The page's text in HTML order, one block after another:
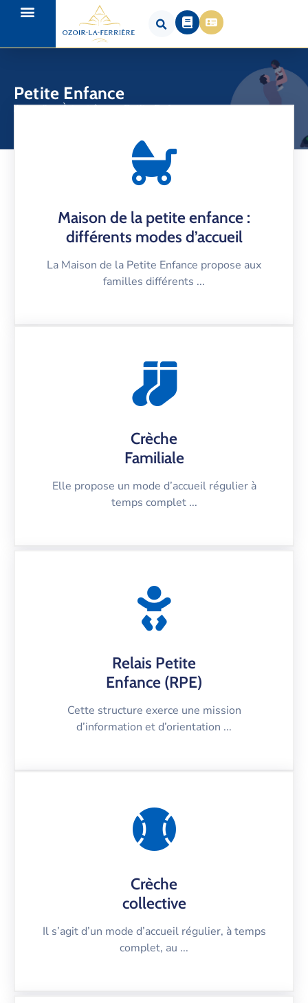
Petite Enfance
Accueil À tout âge Petite Enfance
Maison de la petite enfance :
différents modes d’accueil
La Maison de la Petite Enfance propose aux
familles différents ...
Crèche
Familiale
Elle propose un mode d’accueil régulier à
temps complet ...
Relais Petite
Enfance (RPE)
Cette structure exerce une mission
d’information et d’orientation ...
Crèche
collective
Il s’agit d’un mode d’accueil régulier, à temps
complet, au ...